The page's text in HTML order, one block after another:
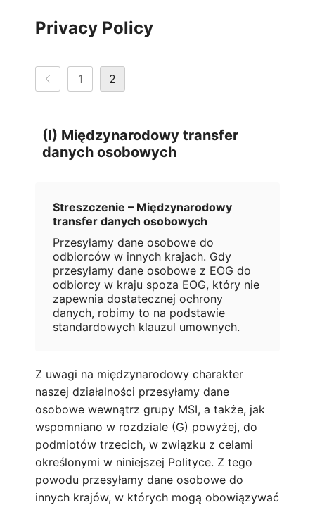
Privacy Policy
1 2
(I) Międzynarodowy transfer
danych osobowych
Streszczenie – Międzynarodowy
transfer danych osobowych
Przesyłamy dane osobowe do
odbiorców w innych krajach. Gdy
przesyłamy dane osobowe z EOG do
odbiorcy w kraju spoza EOG, który nie
zapewnia dostatecznej ochrony
danych, robimy to na podstawie
standardowych klauzul umownych.
Z uwagi na międzynarodowy charakter
naszej działalności przesyłamy dane
osobowe wewnątrz grupy MSI, a także, jak
wspomniano w rozdziale (G) powyżej, do
podmiotów trzecich, w związku z celami
określonymi w niniejszej Polityce. Z tego
powodu przesyłamy dane osobowe do
innych krajów, w których mogą obowiązywać